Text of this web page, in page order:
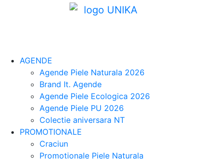
AGENDE
Agende Piele Naturala 2026
Brand It. Agende
Agende Piele Ecologica 2026
Agende Piele PU 2026
Colectie aniversara NT
PROMOTIONALE
Craciun
Promotionale Piele Naturala